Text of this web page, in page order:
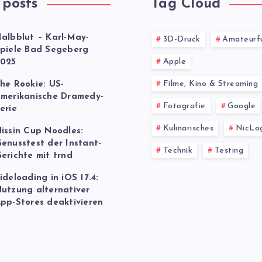
– Karl-May-
Bad Segeberg
Rookie: US-
Dramedy-
Cup Noodles:
der Instant-
mit trnd
in iOS 17.4:
alternativer
Stores deaktivieren
Tag Cloud
3D-Druck
Apple
Filme, Kino & Streaming
Fotografie Google
Kulinarisches
Technik Testing